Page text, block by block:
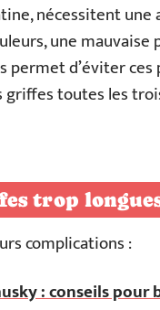
nécessitent
une
d’éviter ces
toutes les
trop
complications :
: conseils pour